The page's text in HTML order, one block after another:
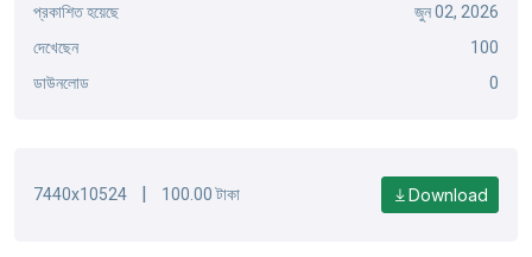
প্রকাশিত হয়েছে
জুন 02, 2026
দেখেছেন
100
ডাউনলোড
0
7440x10524 | 100.00 টাকা Download